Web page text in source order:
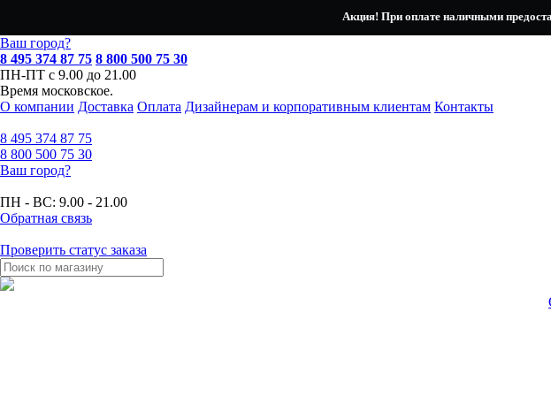
Акция! При оплате наличными
Ваш город?
8 495 374 87 75 8 800 500 75 30
ПН-ПТ с 9.00 до 21.00
Время московское.
О компании Доставка Оплата Дизайнерам и корпоративным клиентам Контакты
8 495 374 87 75
8 800 500 75 30
Ваш город?
ПН - ВС: 9.00 - 21.00
Обратная связь
Проверить статус заказа